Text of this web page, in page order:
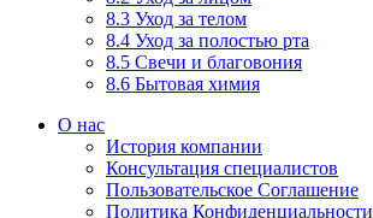
8.3 Уход за телом
8.4 Уход за полостью рта
8.5 Свечи и благовония
8.6 Бытовая химия
О нас
История компании
Консультация специалистов
Пользовательское Соглашение
Политика Конфиденциальности